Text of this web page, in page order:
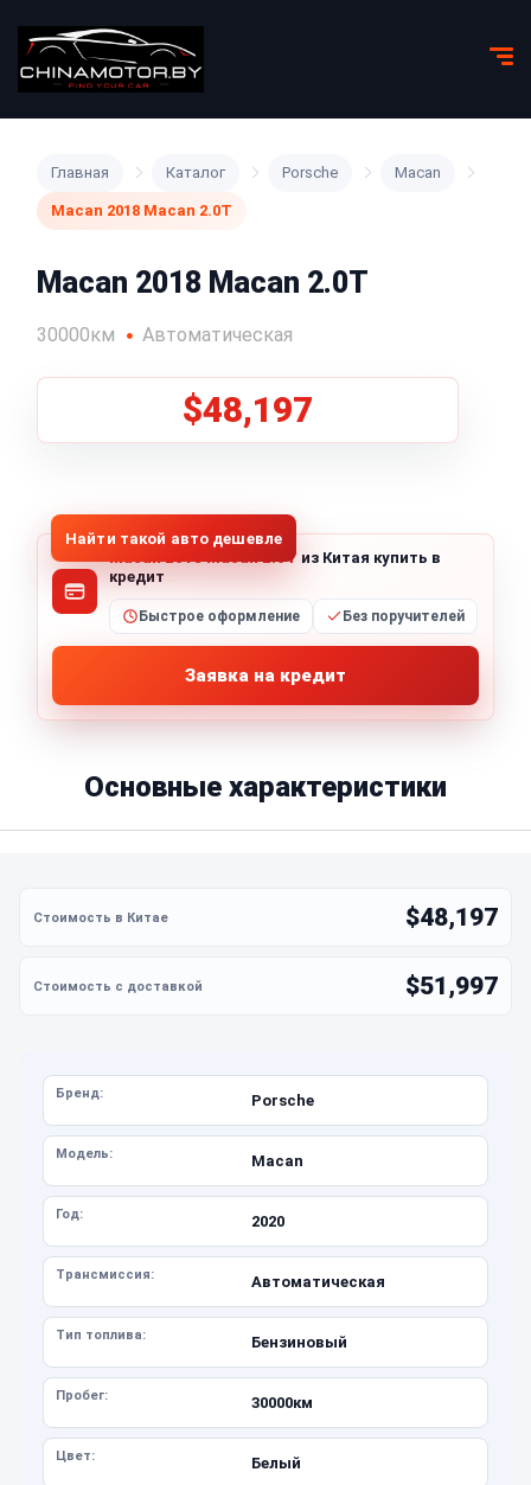
Главная Каталог Porsche Macan
Macan 2018 Macan 2.0T
Macan 2018 Macan 2.0T
30000км Автоматическая
$48,197
Найти такой авто дешевле
Macan 2018 Macan 2.0T из Китая купить в
кредит
Быстрое оформление Без поручителей
Заявка на кредит
Основные характеристики
$48,197
$51,997
Бренд: Porsche
Модель: Macan
Год: 2020
Трансмиссия: Автоматическая
Тип топлива: Бензиновый
Пробег: 30000км
Цвет: Белый